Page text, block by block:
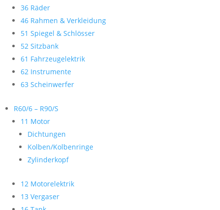
36 Räder
46 Rahmen & Verkleidung
51 Spiegel & Schlösser
52 Sitzbank
61 Fahrzeugelektrik
62 Instrumente
63 Scheinwerfer
R60/6 – R90/S
11 Motor
Dichtungen
Kolben/Kolbenringe
Zylinderkopf
12 Motorelektrik
13 Vergaser